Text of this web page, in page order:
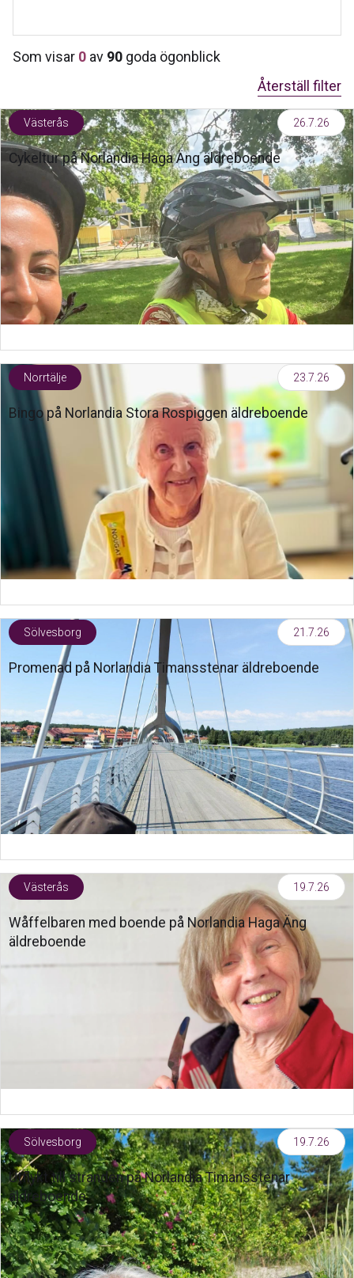
Som visar 0 av 90 goda ögonblick
Återställ filter
Västerås 26.7.26
Cykeltur på Norlandia Haga Äng äldreboende
Norrtälje 23.7.26
Bingo på Norlandia Stora Rospiggen äldreboende
Sölvesborg 21.7.26
Promenad på Norlandia Timansstenar äldreboende
Västerås 19.7.26
Wåffelbaren med boende på Norlandia Haga Äng
äldreboende
Sölvesborg 19.7.26
Utflykt till stranden på Norlandia Timansstenar
äldreboende